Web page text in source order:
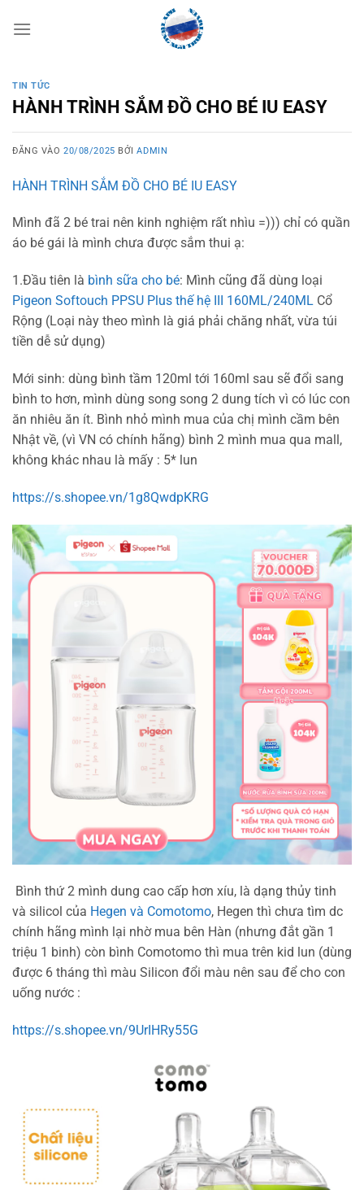
qua
TIN TỨC
HÀNH TRÌNH SẮM ĐỒ CHO BÉ IU EASY
ĐĂNG VÀO20/08/2025 BỞIADMIN
HÀNH TRÌNH SẮM ĐỒ CHO BÉ IU EASY
Mình đã 2 bé trai nên kinh nghiệm rất nhìu =))) chỉ có quần
áo bé gái là mình chưa được sắm thui ạ:
1.Đầu tiên là bình sữa cho bé: Mình cũng đã dùng loại
Pigeon Softouch PPSU Plus thế hệ III 160ML/240ML Cổ
Rộng (Loại này theo mình là giá phải chăng nhất, vừa túi
tiền dễ sử dụng)
Mới sinh: dùng bình tầm 120ml tới 160ml sau sẽ đổi sang
bình to hơn, mình dùng song song 2 dung tích vì có lúc con
ăn nhiêu ăn ít. Bình nhỏ mình mua của chị mình cầm bên
Nhật về, (vì VN có chính hãng) bình 2 mình mua qua mall,
không khác nhau là mấy : 5* lun
https://s.shopee.vn/1g8QwdpKRG
Bình thứ 2 mình dung cao cấp hơn xíu, là dạng thủy tinh
và silicol của Hegen và Comotomo, Hegen thì chưa tìm dc
chính hãng mình lại nhờ mua bên Hàn (nhưng đắt gần 1
triệu 1 binh) còn bình Comotomo thì mua trên kid lun (dùng
được 6 tháng thì màu Silicon đổi màu nên sau để cho con
uống nước :
https://s.shopee.vn/9UrIHRy55G